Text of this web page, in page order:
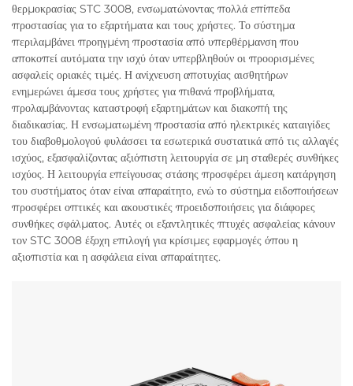
θερμοκρασίας STC 3008, ενσωματώνοντας πολλά επίπεδα
προστασίας για το εξαρτήματα και τους χρήστες. Το σύστημα
περιλαμβάνει προηγμένη προστασία από υπερθέρμανση που
αποκοπεί αυτόματα την ισχύ όταν υπερβληθούν οι προορισμένες
ασφαλείς οριακές τιμές. Η ανίχνευση αποτυχίας αισθητήρων
ενημερώνει άμεσα τους χρήστες για πιθανά προβλήματα,
προλαμβάνοντας καταστροφή εξαρτημάτων και διακοπή της
διαδικασίας. Η ενσωματωμένη προστασία από ηλεκτρικές καταιγίδες
του διαβοθμολογού φυλάσσει τα εσωτερικά συστατικά από τις αλλαγές
ισχύος, εξασφαλίζοντας αξιόπιστη λειτουργία σε μη σταθερές συνθήκες
ισχύος. Η λειτουργία επείγουσας στάσης προσφέρει άμεση κατάργηση
του συστήματος όταν είναι απαραίτητο, ενώ το σύστημα ειδοποιήσεων
προσφέρει οπτικές και ακουστικές προειδοποιήσεις για διάφορες
συνθήκες σφάλματος. Αυτές οι εξαντλητικές πτυχές ασφαλείας κάνουν
τον STC 3008 έξοχη επιλογή για κρίσιμες εφαρμογές όπου η
αξιοπιστία και η ασφάλεια είναι απαραίτητες.